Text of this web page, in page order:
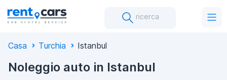
ricerca
Casa Turchia Istanbul
Noleggio auto in Istanbul